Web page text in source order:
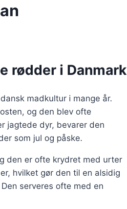
rødder i Danmark
madkultur i mange år.
og den blev ofte
jagtede dyr, bevarer den
som jul og påske.
den er ofte krydret med urter
hvilket gør den til en alsidig
serveres ofte med en